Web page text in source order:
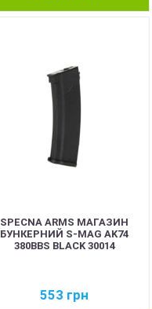
SPECNA ARMS МАГАЗИН
БУНКЕРНИЙ S-MAG AK74
380BBS BLACK 30014
553 грн